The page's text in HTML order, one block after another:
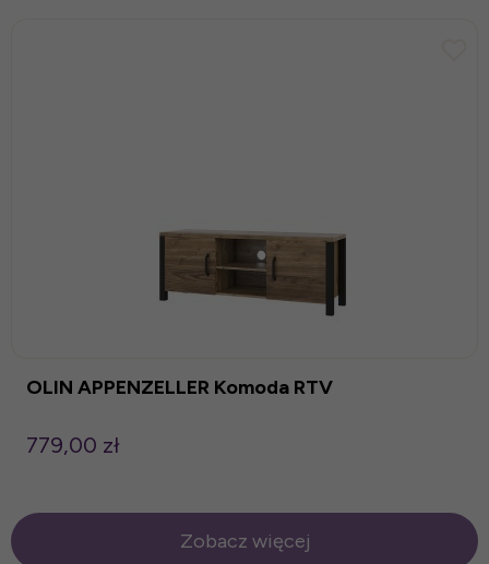
OLIN APPENZELLER Komoda RTV
779,00 zł
Zobacz więcej